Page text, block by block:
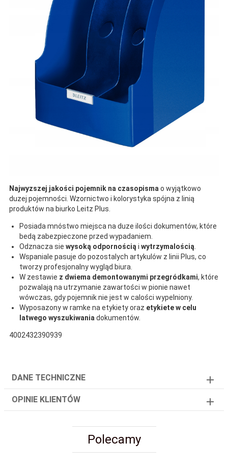
Najwyzszej jakości pojemnik na czasopisma o wyjątkowo
duzej pojemności. Wzornictwo i kolorystyka spójna z linią
produktów na biurko Leitz Plus.
Posiada mnóstwo miejsca na duze ilości dokumentów, które
bedą zabezpieczone przed wypadaniem.
Odznacza sie wysoką odpornością i wytrzymalością
Wspaniale pasuje do pozostalych artykulów z linii Plus, co
tworzy profesjonalny wygląd biura.
W zestawie z dwiema demontowanymi przegródkami, które
pozwalają na utrzymanie zawartości w pionie nawet
wówczas, gdy pojemnik nie jest w calości wypelniony.
Wyposazony w ramke na etykiety oraz etykiete w celu
latwego wyszukiwania dokumentów.
4002432390939
DANE TECHNICZNE
OPINIE KLIENTÓW
Polecamy